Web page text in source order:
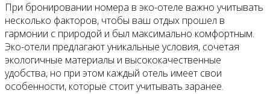
При бронировании номера в эко-отеле важно учитывать
несколько факторов, чтобы ваш отдых прошел в
гармонии с природой и был максимально комфортным.
Эко-отели предлагают уникальные условия, сочетая
экологичные материалы и высококачественные
удобства, но при этом каждый отель имеет свои
особенности, которые стоит учитывать заранее.